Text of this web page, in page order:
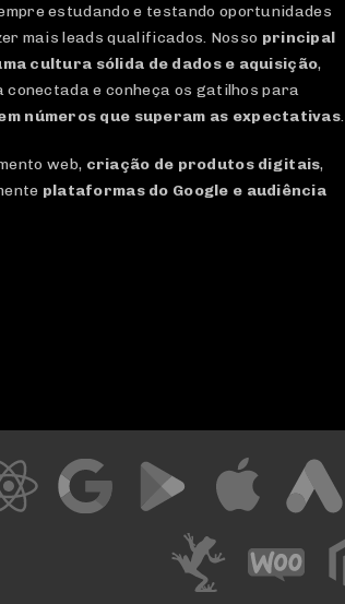
estudando e testando oportunidades
mais leads qualificados. Nosso principal
cultura sólida de dados e aquisição,
e conheça os gatilhos para
números que superam as expectativas.
web, criação de produtos digitais,
plataformas do Google e audiência